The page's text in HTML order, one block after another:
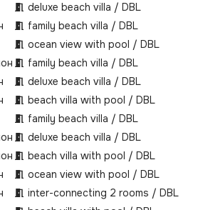
deluxe beach villa / DBL
family beach villa / DBL
ocean view with pool / DBL
family beach villa / DBL
deluxe beach villa / DBL
beach villa with pool / DBL
family beach villa / DBL
deluxe beach villa / DBL
beach villa with pool / DBL
ocean view with pool / DBL
inter-connecting 2 rooms / DBL